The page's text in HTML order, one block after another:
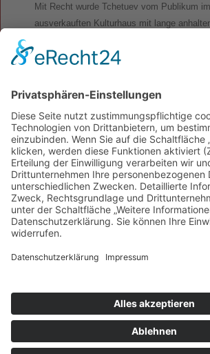
Mit Recht wurde Tchetuev vom Publikum
ausverkauften Kulturhaus mit lange
Violinkonzert heißt es:
"Furore machte hier besonders die erst
völlig unbekannte Violinstudentin Dalia
kraftvoll, so souverän, so technisch
schwierige und fast schon etwas
je hören. Vor allem aber entwickelte die
ungeheures Temperament, sie brachte jede
großen Melodiebögen zum Leuchten und
wieder ihren Ton neu zu modellieren. Das
Gegenwartskunst."Donaukurier